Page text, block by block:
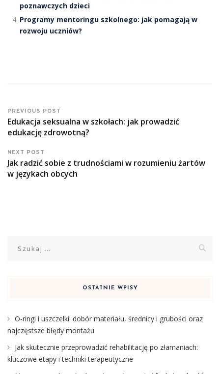
poznawczych dzieci
Programy mentoringu szkolnego: jak pomagają w
rozwoju uczniów?
PREVIOUS POST
Edukacja seksualna w szkołach: jak prowadzić
edukację zdrowotną?
NEXT POST
Jak radzić sobie z trudnościami w rozumieniu żartów
w językach obcych
OSTATNIE WPISY
O-ringi i uszczelki: dobór materiału, średnicy i grubości oraz
najczęstsze błędy montażu
Jak skutecznie przeprowadzić rehabilitację po złamaniach:
kluczowe etapy i techniki terapeutyczne